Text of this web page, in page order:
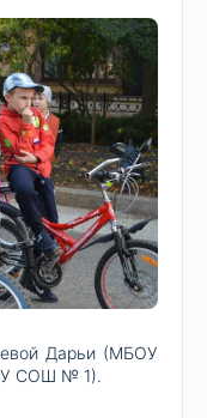
Дарьи (МБОУ
СОШ № 1).